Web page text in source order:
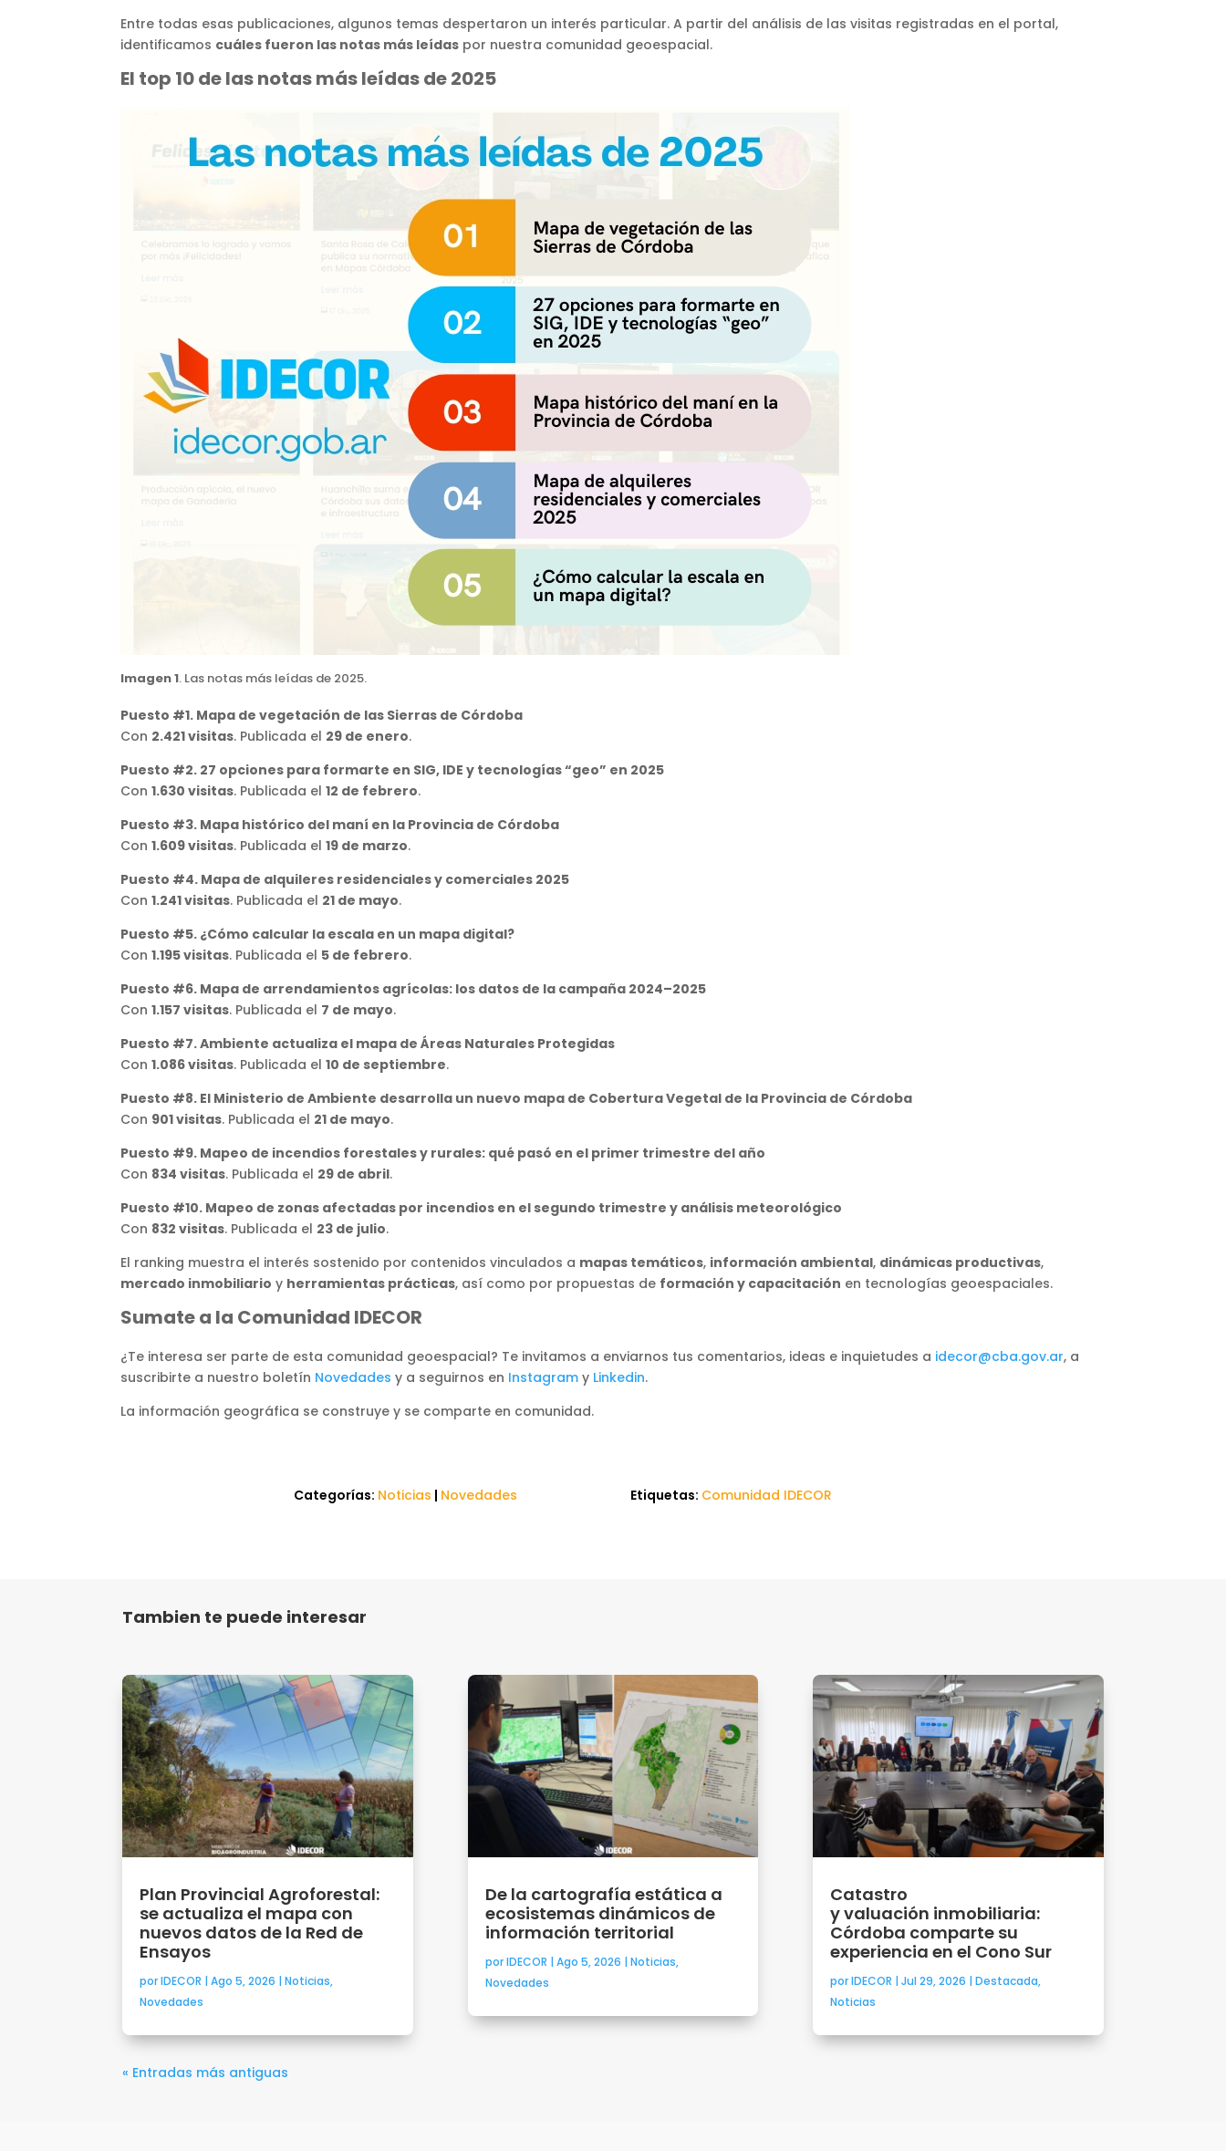
Entre todas esas publicaciones, algunos temas despertaron un interés particular. A partir del análisis de las visitas registradas en el portal,
identificamos cuáles fueron las notas más leídas por nuestra comunidad geoespacial.
El top 10 de las notas más leídas de 2025
Imagen 1. Las notas más leídas de 2025.
Puesto #1. Mapa de vegetación de las Sierras de Córdoba
Con 2.421 visitas. Publicada el 29 de enero.
Puesto #2. 27 opciones para formarte en SIG, IDE y tecnologías “geo” en 2025
Con 1.630 visitas. Publicada el 12 de febrero.
Puesto #3. Mapa histórico del maní en la Provincia de Córdoba
Con 1.609 visitas. Publicada el 19 de marzo.
Puesto #4. Mapa de alquileres residenciales y comerciales 2025
Con 1.241 visitas. Publicada el 21 de mayo.
Puesto #5. ¿Cómo calcular la escala en un mapa digital?
Con 1.195 visitas. Publicada el 5 de febrero.
Puesto #6. Mapa de arrendamientos agrícolas: los datos de la campaña 2024–2025
Con 1.157 visitas. Publicada el 7 de mayo.
Puesto #7. Ambiente actualiza el mapa de Áreas Naturales Protegidas
Con 1.086 visitas. Publicada el 10 de septiembre.
Puesto #8. El Ministerio de Ambiente desarrolla un nuevo mapa de Cobertura Vegetal de la Provincia de Córdoba
Con 901 visitas. Publicada el 21 de mayo.
Puesto #9. Mapeo de incendios forestales y rurales: qué pasó en el primer trimestre del año
Con 834 visitas. Publicada el 29 de abril.
Puesto #10. Mapeo de zonas afectadas por incendios en el segundo trimestre y análisis meteorológico
Con 832 visitas. Publicada el 23 de julio.
El ranking muestra el interés sostenido por contenidos vinculados a mapas temáticos, información ambiental, dinámicas productivas,
mercado inmobiliario y herramientas prácticas, así como por propuestas de formación y capacitación en tecnologías geoespaciales.
Sumate a la Comunidad IDECOR
¿Te interesa ser parte de esta comunidad geoespacial? Te invitamos a enviarnos tus comentarios, ideas e inquietudes a idecor@cba.gov.ar, a
suscribirte a nuestro boletín Novedades y a seguirnos en Instagram y Linkedin.
La información geográfica se construye y se comparte en comunidad.
Categorías: Noticias | Novedades Etiquetas: Comunidad IDECOR
Tambien te puede interesar
Plan Provincial Agroforestal:
se actualiza el mapa con
nuevos datos de la Red de
Ensayos
porIDECOR |Ago 5, 2026 |Noticias,
Novedades
De la cartografía estática a
ecosistemas dinámicos de
información territorial
porIDECOR | Ago 5, 2026 | Noticias,
Novedades
Catastro
y valuación inmobiliaria:
Córdoba comparte su
experiencia en el Cono Sur
porIDECOR | Jul 29, 2026 | Destacada,
Noticias
« Entradas más antiguas